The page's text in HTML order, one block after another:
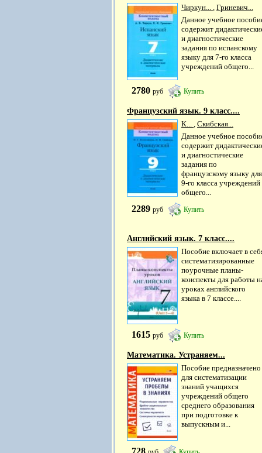
Чиркун... , Гриневич...
Данное учебное
содержит
и диагностические
задания по испанскому
языку для 7-го класса
учреждений общего...
2780 руб Купить
Французский язык. 9 класс....
К... , Скибская...
Данное учебное
содержит
и диагностические
задания по
французскому языку для
9-го класса учреждений
общего...
2289 руб Купить
Английский язык. 7 класс....
Пособие включает в
систематизированные
поурочные планы-
конспекты для работы
уроках английского
языка в 7 классе....
1615 руб Купить
Математика. Устраняем...
Пособие предназначено
для систематизации
знаний учащихся
учреждений общего
среднего образования
при подготовке к
выпускным и...
728